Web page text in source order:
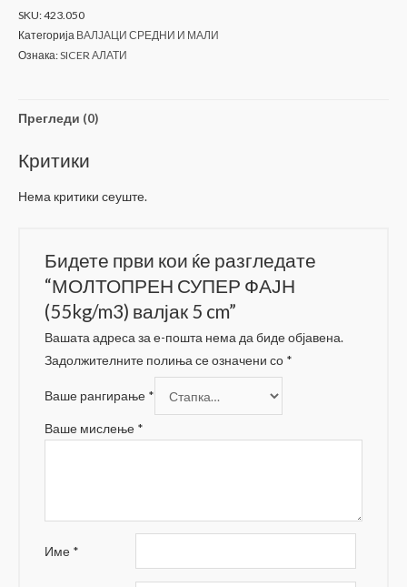
валјак
количина
SKU:423.050
Категорија ВАЛЈАЦИ СРЕДНИ И МАЛИ
Ознака:SICER АЛАТИ
Прегледи (0)
Критики
Нема критики сеуште.
Бидете први кои ќе разгледате
“МОЛТОПРЕН СУПЕР ФАЈН
(55kg/m3) валјак 5 cm”
Вашата адреса за е-пошта нема да биде објавена.
Задолжителните полиња се означени со *
Ваше рангирање *
Ваше мислење *
Име *